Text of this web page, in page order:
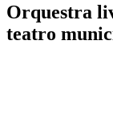
Orquestra
teatro